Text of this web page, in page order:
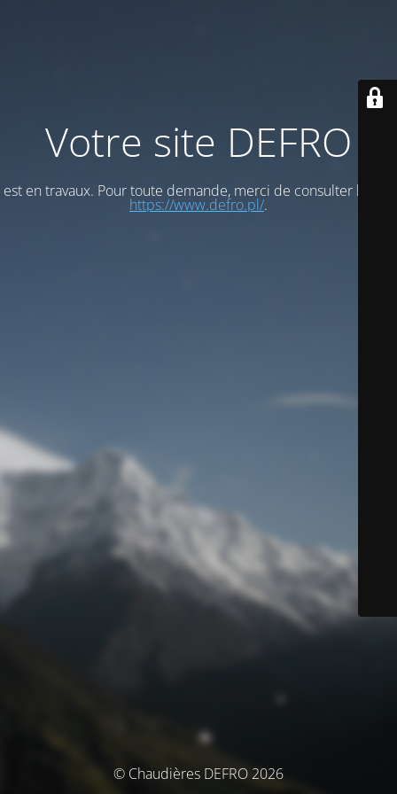
Votre site DEFRO
est en travaux. Pour toute demande, merci de consulter le site
https://www.defro.pl/.
© Chaudières DEFRO 2026